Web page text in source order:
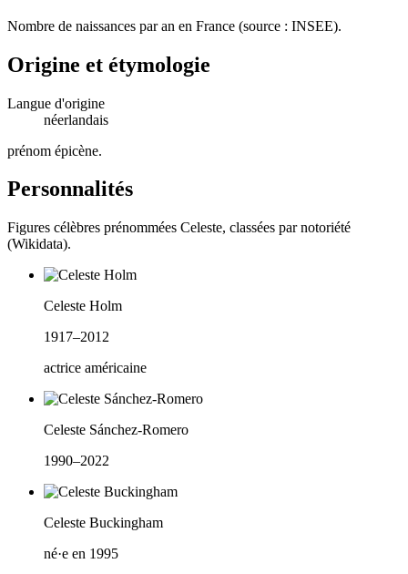
Nombre de naissances par an en France (source : INSEE).
Origine et étymologie
Langue d'origine
néerlandais
prénom épicène.
Personnalités
Figures célèbres prénommées Celeste, classées par notoriété
(Wikidata).
Celeste Holm
1917–2012
actrice américaine
Celeste Sánchez-Romero
1990–2022
Celeste Buckingham
né·e en 1995